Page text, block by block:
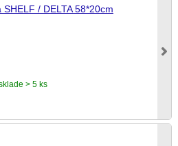
/ DELTA 58*20cm
> 5 ks